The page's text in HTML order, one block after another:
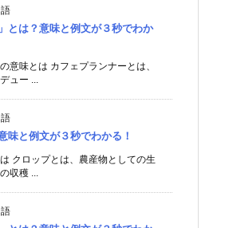
とは？意味と例文が３秒でわか
意味とは カフェプランナーとは、
ュー ...
味と例文が３秒でわかる！
クロップとは、農産物としての生
収穫 ...